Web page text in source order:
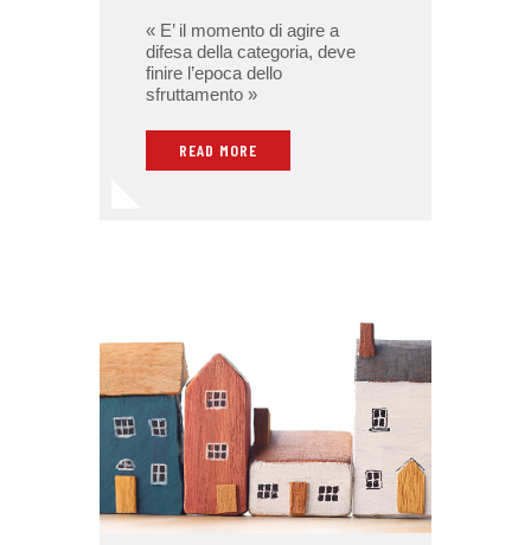
« E’ il momento di agire a
difesa della categoria, deve
finire l’epoca dello
sfruttamento »
READ MORE